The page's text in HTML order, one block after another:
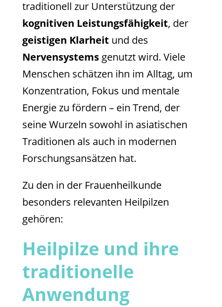
traditionell zur Unterstützung der
kognitiven Leistungsfähigkeit, der
geistigen Klarheit und des
Nervensystemsgenutzt wird. Viele
Menschen schätzen ihn im Alltag, um
Konzentration, Fokus und mentale
Energie zu fördern – ein Trend, der
seine Wurzeln sowohl in asiatischen
Traditionen als auch in modernen
Forschungsansätzen hat.
Zu den in der Frauenheilkunde
besonders relevanten Heilpilzen
gehören:
Heilpilze und ihre
traditionelle
Anwendung